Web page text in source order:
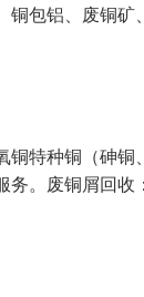
包铝、废铜
特种铜（砷
。废铜屑回